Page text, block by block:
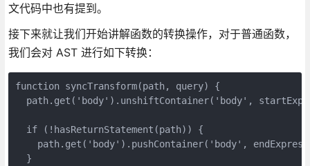
文代码中也有提到。
接下来就让我们开始讲解函数的转换操作，对于普通函数，
我们会对 AST 进行如下转换：
function syncTransform(path, query) {
path.get('body').unshiftContainer('body',
  if (!hasReturnStatement(path)) {
path.get('body').pushContainer('body',
  }